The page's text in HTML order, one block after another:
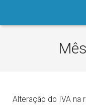
LOJA
Alteração do IVA na